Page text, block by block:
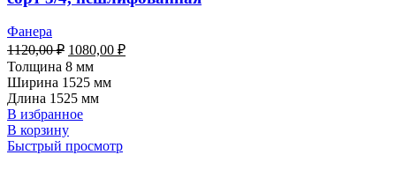
Фанера
1120,00₽ 1080,00 ₽
Толщина 8 мм
Ширина 1525 мм
Длина 1525 мм
В избранное
В корзину
Быстрый просмотр